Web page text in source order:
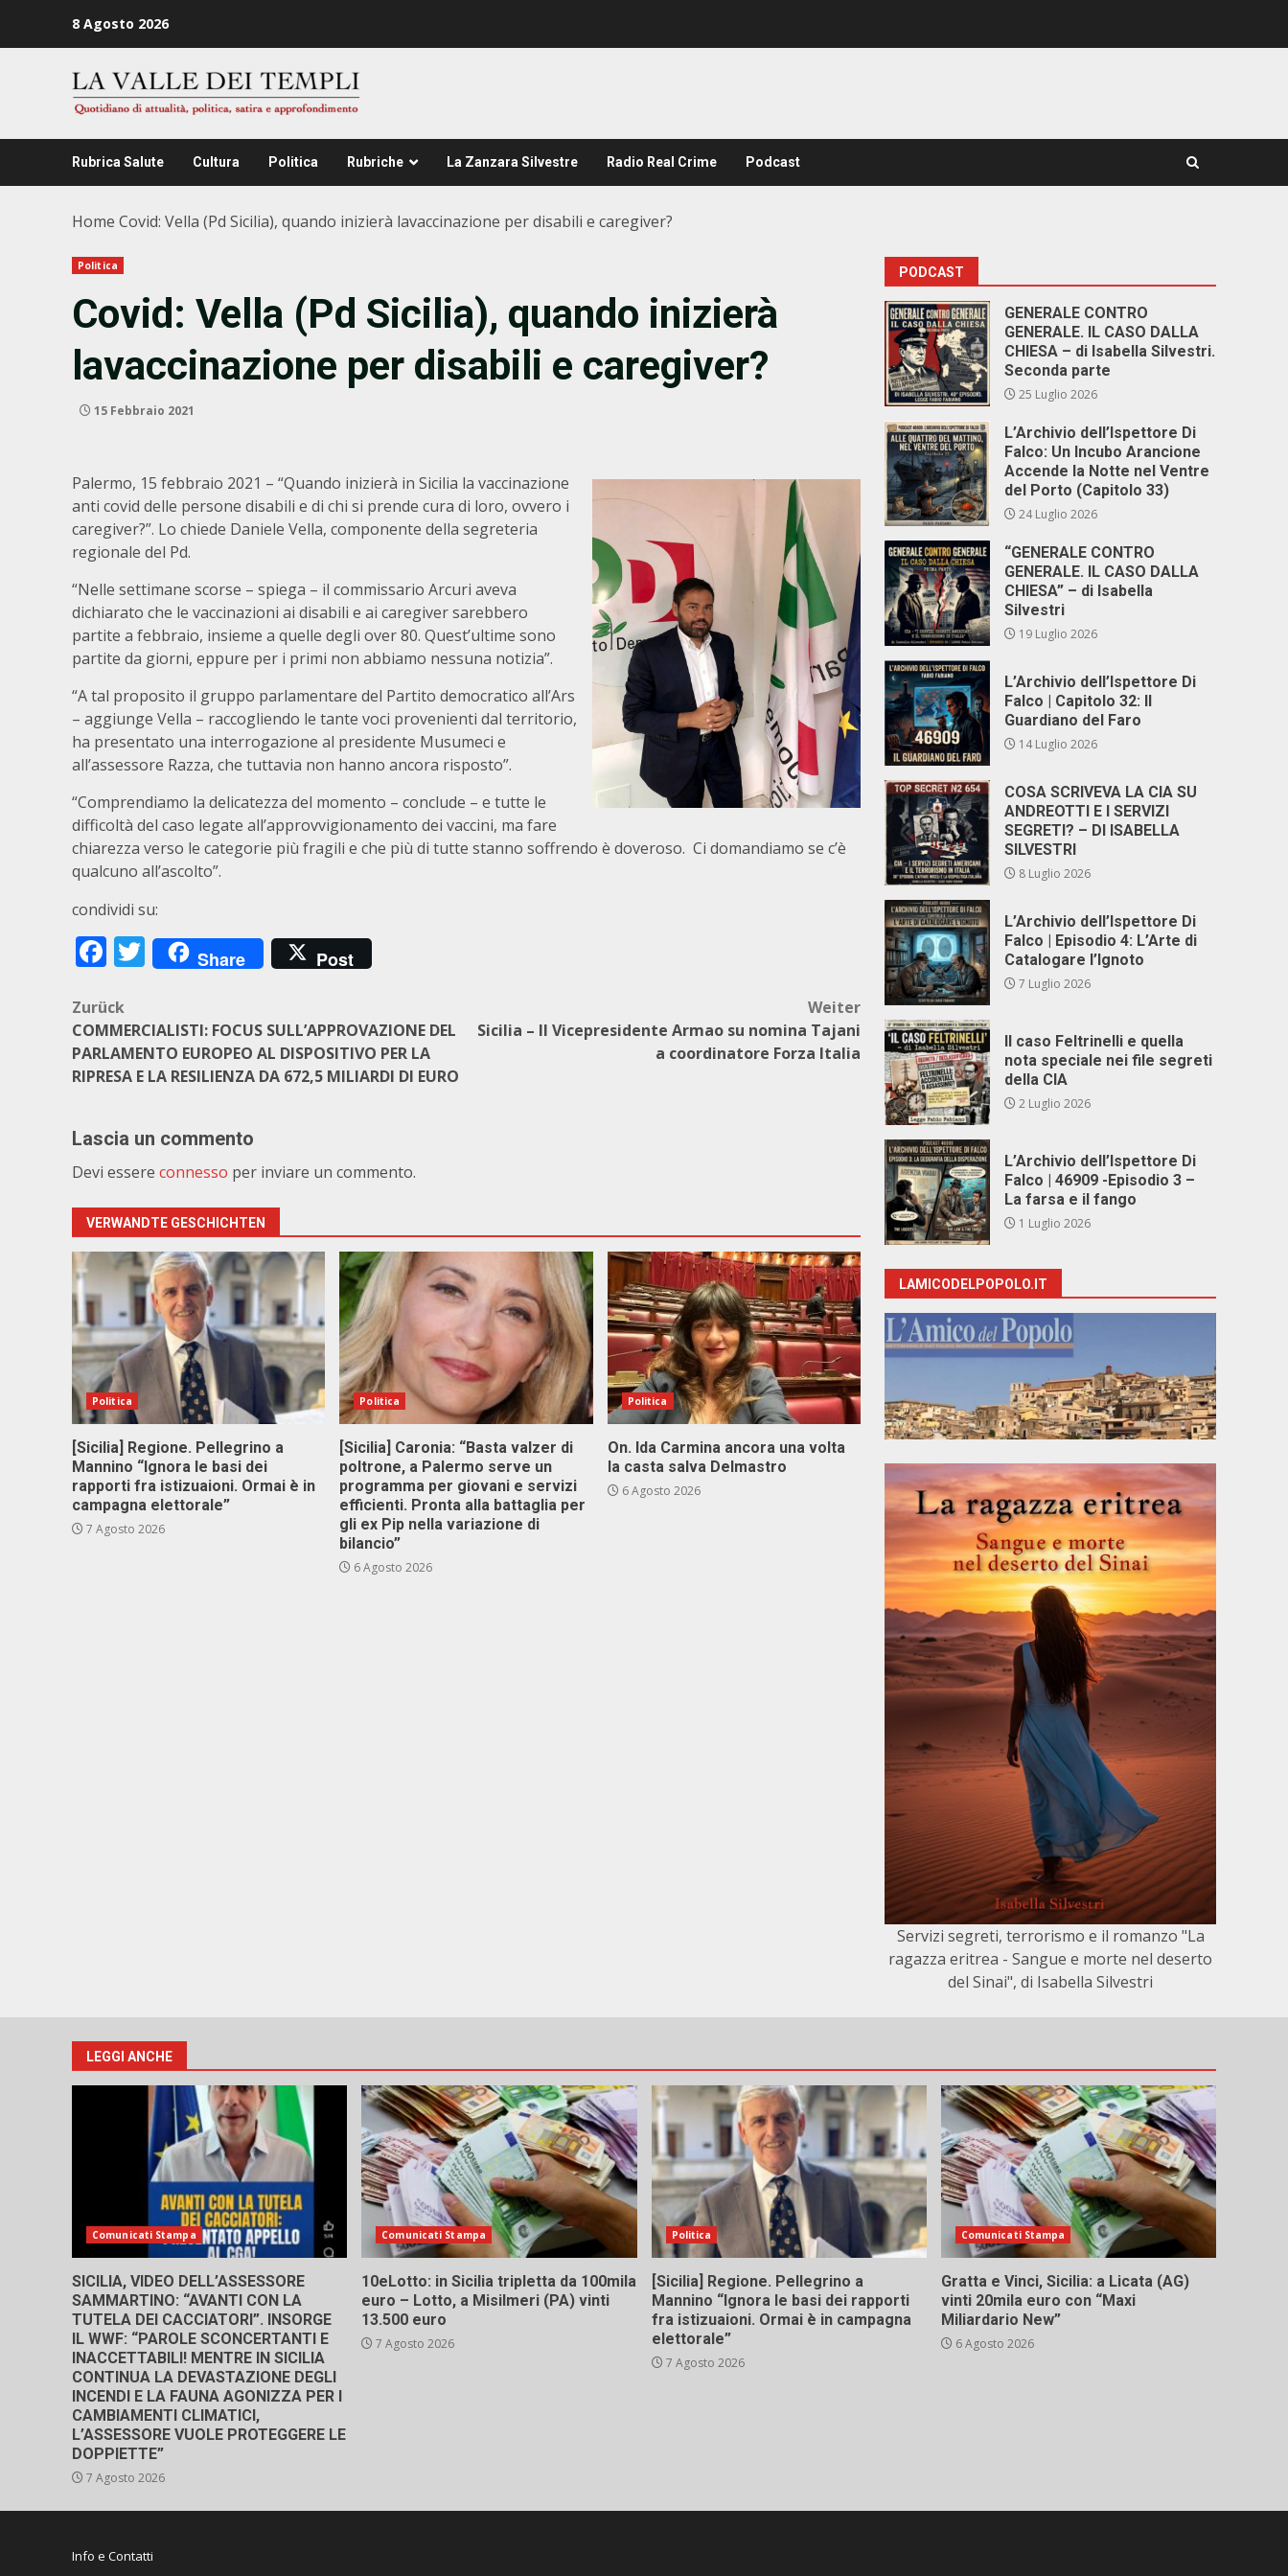
8 Agosto 2026
Rubrica Salute Cultura Politica Rubriche La Zanzara Silvestre Radio Real Crime Podcast
Home Covid: Vella (Pd Sicilia), quando inizierà lavaccinazione per disabili e caregiver?
Politica
Covid: Vella (Pd Sicilia), quando inizierà
lavaccinazione per disabili e caregiver?
15 Febbraio 2021
Palermo, 15 febbraio 2021 – “Quando inizierà in Sicilia la vaccinazione
anti covid delle persone disabili e di chi si prende cura di loro, ovvero i
caregiver?”. Lo chiede Daniele Vella, componente della segreteria
regionale del Pd.
“Nelle settimane scorse – spiega – il commissario Arcuri aveva
dichiarato che le vaccinazioni ai disabili e ai caregiver sarebbero
partite a febbraio, insieme a quelle degli over 80. Quest’ultime sono
partite da giorni, eppure per i primi non abbiamo nessuna notizia”.
“A tal proposito il gruppo parlamentare del Partito democratico all’Ars
– aggiunge Vella – raccogliendo le tante voci provenienti dal territorio,
ha presentato una interrogazione al presidente Musumeci e
all’assessore Razza, che tuttavia non hanno ancora risposto”.
“Comprendiamo la delicatezza del momento – conclude – e tutte le
difficoltà del caso legate all’approvvigionamento dei vaccini, ma fare
chiarezza verso le categorie più fragili e che più di tutte stanno soffrendo è doveroso. Ci domandiamo se c’è
qualcuno all’ascolto”.
condividi su:
Facebook
Twitter
Share Post
Beitragsnavigation
Zurück
COMMERCIALISTI: FOCUS SULL’APPROVAZIONE DEL
PARLAMENTO EUROPEO AL DISPOSITIVO PER LA
RIPRESA E LA RESILIENZA DA 672,5 MILIARDI DI EURO
Weiter
Sicilia – Il Vicepresidente Armao su nomina Tajani
a coordinatore Forza Italia
Lascia un commento
Devi essere connesso per inviare un commento.
VERWANDTE GESCHICHTEN
Politica
[Sicilia] Regione. Pellegrino a
Mannino “Ignora le basi dei
rapporti fra istizuaioni. Ormai è in
campagna elettorale”
7 Agosto 2026
Politica
[Sicilia] Caronia: “Basta valzer di
poltrone, a Palermo serve un
programma per giovani e servizi
efficienti. Pronta alla battaglia per
gli ex Pip nella variazione di
bilancio”
6 Agosto 2026
Politica
On. Ida Carmina ancora una volta
la casta salva Delmastro
6 Agosto 2026
PODCAST
GENERALE CONTRO
GENERALE. IL CASO DALLA
CHIESA – di Isabella Silvestri.
Seconda parte
25 Luglio 2026
L’Archivio dell’Ispettore Di
Falco: Un Incubo Arancione
Accende la Notte nel Ventre
del Porto (Capitolo 33)
24 Luglio 2026
“GENERALE CONTRO
GENERALE. IL CASO DALLA
CHIESA” – di Isabella
Silvestri
19 Luglio 2026
L’Archivio dell’Ispettore Di
Falco | Capitolo 32: Il
Guardiano del Faro
14 Luglio 2026
COSA SCRIVEVA LA CIA SU
ANDREOTTI E I SERVIZI
SEGRETI? – DI ISABELLA
SILVESTRI
8 Luglio 2026
L’Archivio dell’Ispettore Di
Falco | Episodio 4: L’Arte di
Catalogare l’Ignoto
7 Luglio 2026
Il caso Feltrinelli e quella
nota speciale nei file segreti
della CIA
2 Luglio 2026
L’Archivio dell’Ispettore Di
Falco | 46909 -Episodio 3 –
La farsa e il fango
1 Luglio 2026
LAMICODELPOPOLO.IT
Servizi segreti, terrorismo e il romanzo "La
ragazza eritrea - Sangue e morte nel deserto
del Sinai", di Isabella Silvestri
LEGGI ANCHE
Comunicati Stampa
SICILIA, VIDEO DELL’ASSESSORE
SAMMARTINO: “AVANTI CON LA
TUTELA DEI CACCIATORI”. INSORGE
IL WWF: “PAROLE SCONCERTANTI E
INACCETTABILI! MENTRE IN SICILIA
CONTINUA LA DEVASTAZIONE DEGLI
INCENDI E LA FAUNA AGONIZZA PER I
CAMBIAMENTI CLIMATICI,
L’ASSESSORE VUOLE PROTEGGERE LE
DOPPIETTE”
7 Agosto 2026
Comunicati Stampa
10eLotto: in Sicilia tripletta da 100mila
euro – Lotto, a Misilmeri (PA) vinti
13.500 euro
7 Agosto 2026
Politica
[Sicilia] Regione. Pellegrino a
Mannino “Ignora le basi dei rapporti
fra istizuaioni. Ormai è in campagna
elettorale”
7 Agosto 2026
Comunicati Stampa
Gratta e Vinci, Sicilia: a Licata (AG)
vinti 20mila euro con “Maxi
Miliardario New”
6 Agosto 2026
Info e Contatti